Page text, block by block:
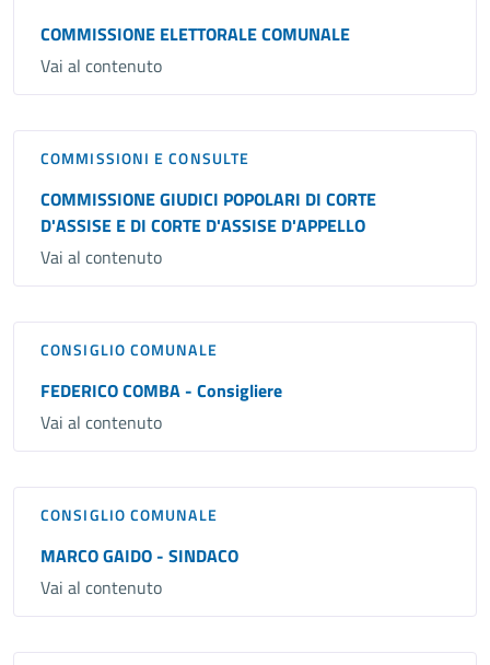
COMMISSIONE ELETTORALE COMUNALE
Vai al contenuto
COMMISSIONI E CONSULTE
COMMISSIONE GIUDICI POPOLARI DI CORTE
D'ASSISE E DI CORTE D'ASSISE D'APPELLO
Vai al contenuto
CONSIGLIO COMUNALE
FEDERICO COMBA - Consigliere
Vai al contenuto
CONSIGLIO COMUNALE
MARCO GAIDO - SINDACO
Vai al contenuto